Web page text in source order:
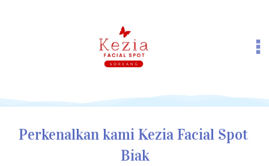
Perkenalkan kami Kezia Facial Spot
Biak